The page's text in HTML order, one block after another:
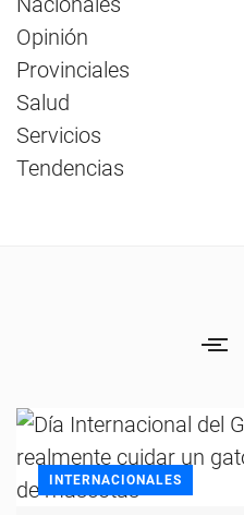
Opinión
Provinciales
Salud
Servicios
Tendencias
INTERNACIONALES